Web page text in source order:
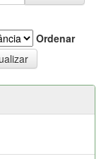
Ordenar